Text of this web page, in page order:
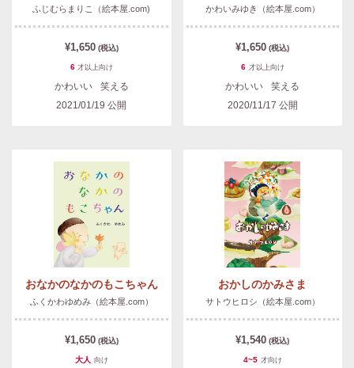
ふじむらまりこ（絵本屋.com)
¥1,650 (税込)
6 才以上向け
かわいい
笑える
2021/01/19 公開
かわいみゆき（絵本屋.com）
¥1,650 (税込)
6 才以上向け
かわいい
笑える
2020/11/17 公開
おなかのなかのもこちゃん
ふくかわゆめみ（絵本屋.com）
¥1,650 (税込)
大人 向け
おかしのかみさま
サトウヒロシ（絵本屋.com）
¥1,540 (税込)
4~5 才向け